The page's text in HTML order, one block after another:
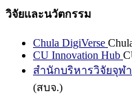
วิจัยและนวัตกรรม
Chula DigiVerse
CU Innovation Hub
สำนักบริหารวิจัยจุฬ
(สบจ.)